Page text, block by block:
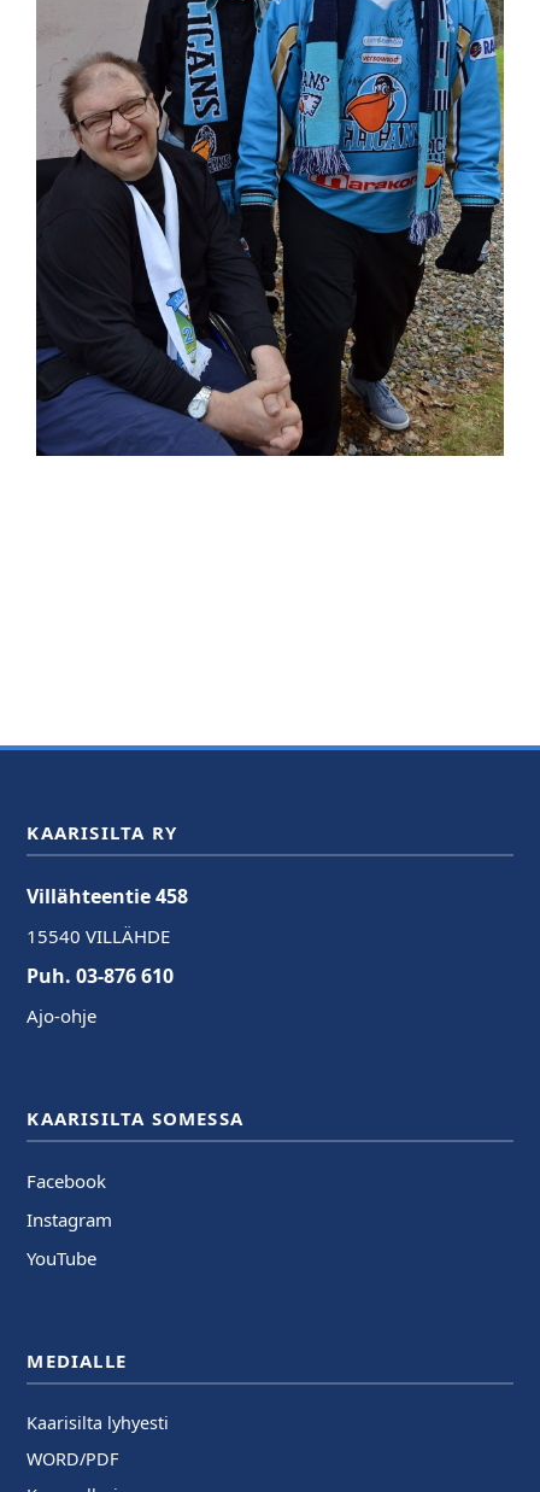
KAARISILTA RY
Villähteentie 458
15540 VILLÄHDE
Puh. 03-876 610
Ajo-ohje
KAARISILTA SOMESSA
Facebook
Instagram
YouTube
MEDIALLE
Kaarisilta lyhyesti
WORD/PDF